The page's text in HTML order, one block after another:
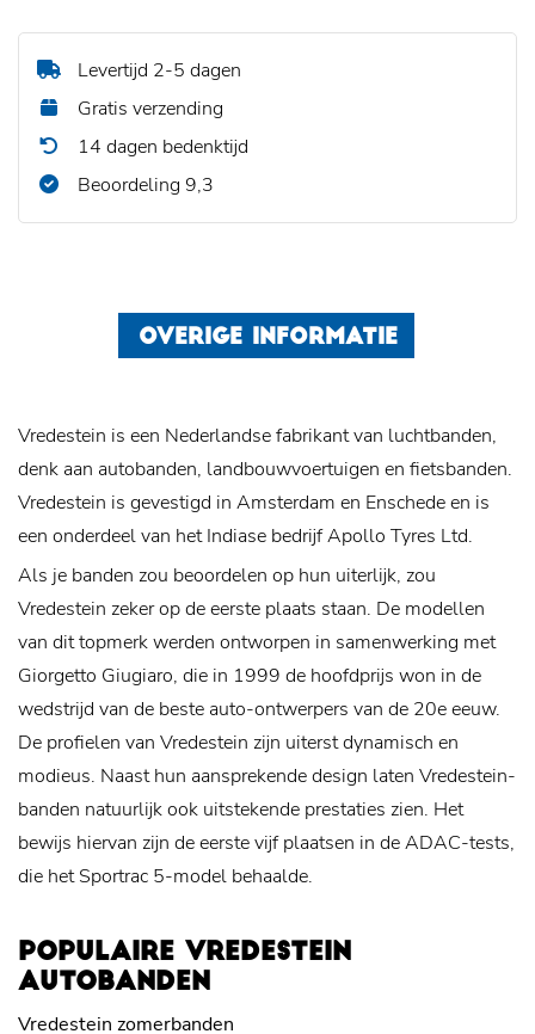
Levertijd 2-5 dagen
Gratis verzending
14 dagen bedenktijd
Beoordeling 9,3
OVERIGE INFORMATIE
Vredestein is een Nederlandse fabrikant van luchtbanden,
denk aan autobanden, landbouwvoertuigen en fietsbanden.
Vredestein is gevestigd in Amsterdam en Enschede en is
een onderdeel van het Indiase bedrijf Apollo Tyres Ltd.
Als je banden zou beoordelen op hun uiterlijk, zou
Vredestein zeker op de eerste plaats staan. De modellen
van dit topmerk werden ontworpen in samenwerking met
Giorgetto Giugiaro, die in 1999 de hoofdprijs won in de
wedstrijd van de beste auto-ontwerpers van de 20e eeuw.
De profielen van Vredestein zijn uiterst dynamisch en
modieus. Naast hun aansprekende design laten Vredestein-
banden natuurlijk ook uitstekende prestaties zien. Het
bewijs hiervan zijn de eerste vijf plaatsen in de ADAC-tests,
die het Sportrac 5-model behaalde.
POPULAIRE VREDESTEIN
AUTOBANDEN
Vredestein zomerbanden